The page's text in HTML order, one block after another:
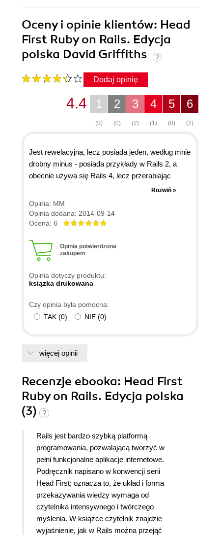
Oceny i opinie klientów: Head
First Ruby on Rails. Edycja
polska David Griffiths
Dodaj opinię
6
(2)
5
(0)
4
(1)
3
(2)
2
(0)
1
(0)
4.4
Jest rewelacyjna, lecz posiada jeden, według mnie
drobny minus - posiada przykłady w Rails 2, a
obecnie używa się Rails 4, lecz przerabiając
konkretne przykłady, strona po stronie szybko
można wychwycić konwencję zmian i dostosować
je do swojego kodu. Jak dla mnie książka / być
można nawet cała seria, WYBITNA! Fajnie się
serwowania wiedzy.
Rozwiń »
Opinia: MM
Opinia dodana: 2014-09-14
Ocena: 6
Opinia potwierdzona
zakupem
Opinia dotyczy produktu:
ksiązka drukowana
Czy opinia była pomocna:
TAK (0) NIE (0)
więcej opinii
Recenzje ebooka: Head First
Ruby on Rails. Edycja polska
(3)
Rails jest bardzo szybką platformą
programowania, pozwalającą tworzyć w
pełni funkcjonalne aplikacje internetowe.
Podręcznik napisano w konwencji serii
Head First; oznacza to, że układ i forma
przekazywania wiedzy wymaga od
czytelnika intensywnego i twórczego
myślenia. W książce czytelnik znajdzie
wyjaśnienie, jak w Rails można przejąć